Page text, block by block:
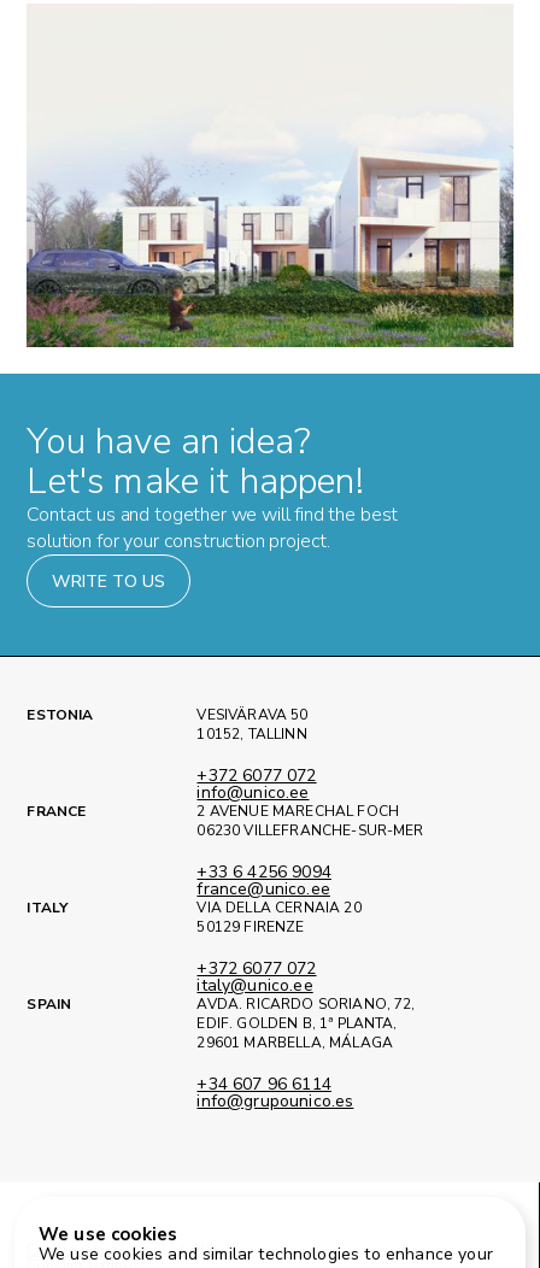
You have an idea?
Let's make it happen!
Contact us and together we will find the best
solution for your construction project.
WRITE TO US
FacebookInstagram LinkedIn
© 2025 Unico Eesti OÜ
ESTONIA
VESIVÄRAVA 50
10152, TALLINN
+372 6077 072
info@unico.ee
FRANCE
2 AVENUE MARECHAL FOCH
06230 VILLEFRANCHE-SUR-MER
+33 6 4256 9094
france@unico.ee
ITALY
VIA DELLA CERNAIA 20
50129 FIRENZE
+372 6077 072
italy@unico.ee
SPAIN
AVDA. RICARDO SORIANO, 72,
EDIF. GOLDEN B, 1ª PLANTA,
29601 MARBELLA, MÁLAGA
+34 607 96 6114
info@grupounico.es
We use cookies
We use cookies and similar technologies to enhance your